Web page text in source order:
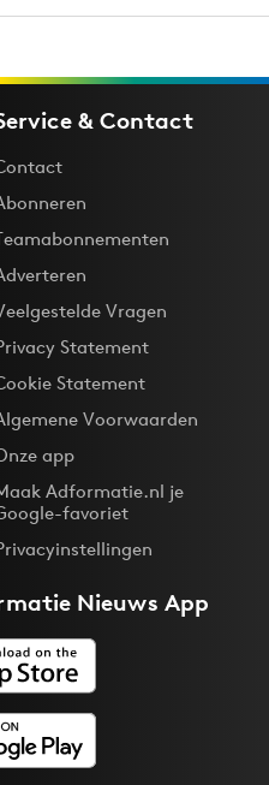
& Contact
Vragen
Statement
Statement
Voorwaarden
app
Adformatie.nl je
favoriet
Nieuws App